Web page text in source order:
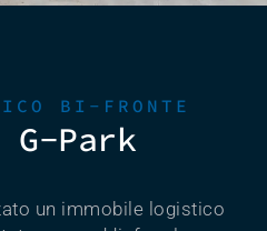
BI-FRONTE
Park
un immobile logistico